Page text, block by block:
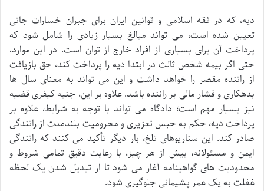
دیه، که در فقه اسلامی و قوانین ایران برای جبران خسارات جانی
تعیین شده است، می تواند مبالغ بسیار زیادی را شامل شود که
پرداخت آن برای بسیاری از افراد خارج از توان است. در این موارد،
حتی اگر بیمه شخص ثالث در ابتدا دیه را پرداخت کند، حق بازیافت
از راننده مقصر را خواهد داشت و این می تواند به معنای سال ها
بدهکاری و فشار مالی بر راننده باشد. علاوه بر این، جنبه کیفری قضیه
نیز بسیار مهم است؛ دادگاه می تواند با توجه به شرایط، علاوه بر
پرداخت دیه، حکم به حبس تعزیری و محرومیت بلندمدت از رانندگی
صادر کند. این سناریوهای تلخ، بار دیگر تأکید می کنند که رانندگی
ایمن و مسئولانه، بیش از هر چیز، با رعایت دقیق تمامی شروط و
محدودیت های گواهینامه آغاز می شود تا از تبدیل شدن یک لحظه
غفلت به یک عمر پشیمانی جلوگیری شود.